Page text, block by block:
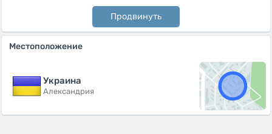
Продвинуть
Местоположение
Украина
Александрия